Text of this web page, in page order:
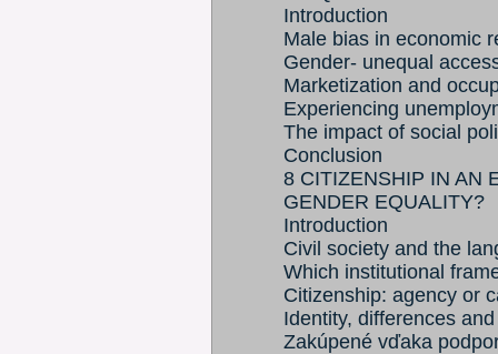
Introduction
Male bias in economic
Gender- unequal
Marketization and
Experiencing
The impact of social
Conclusion
8 CITIZENSHIP IN AN
GENDER EQUALITY?
Introduction
Civil society and the
Which institutional
Citizenship: agency or
Identity, differences
Zakúpené vďaka